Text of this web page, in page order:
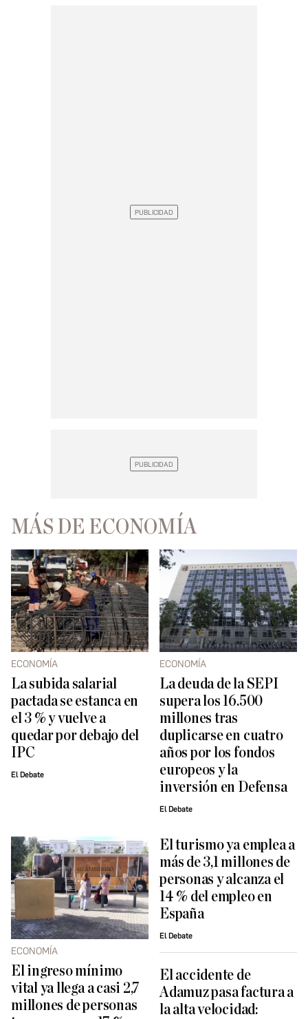
MÁS DE ECONOMÍA
ECONOMÍA
La subida salarial
pactada se estanca en
el 3 % y vuelve a
quedar por debajo del
IPC
El Debate
ECONOMÍA
La deuda de la SEPI
supera los 16.500
millones tras
duplicarse en cuatro
años por los fondos
europeos y la
inversión en Defensa
El Debate
ECONOMÍA
El ingreso mínimo
vital ya llega a casi 2,7
millones de personas
El turismo ya emplea a
más de 3,1 millones de
personas y alcanza el
14 % del empleo en
España
El Debate
El accidente de
Adamuz pasa factura a
la alta velocidad: